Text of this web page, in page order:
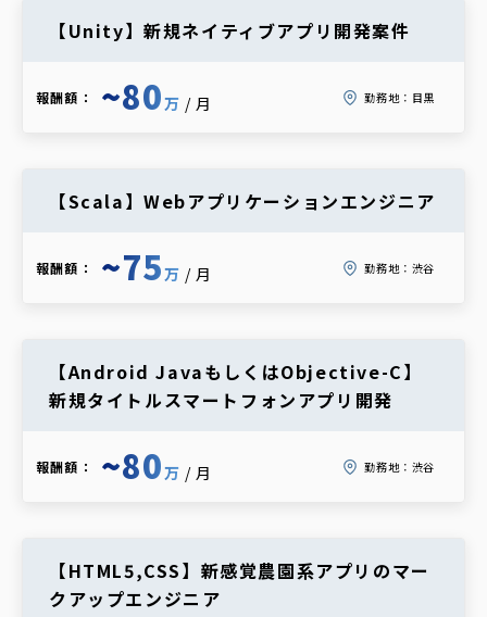
【Unity】新規ネイティブアプリ開発案件
報酬額： ~80万 /月 勤務地： 目黒
【Scala】Webアプリケーションエンジニア
報酬額： ~75万 /月 勤務地： 渋谷
【Android JavaもしくはObjective-C】
新規タイトルスマートフォンアプリ開発
報酬額： ~80万 /月 勤務地： 渋谷
【HTML5,CSS】新感覚農園系アプリのマー
クアップエンジニア